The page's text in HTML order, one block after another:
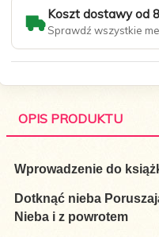
Koszt dostawy od
Sprawdź wszystkie
OPIS PRODUKTU
Wprowadzenie do
Dotknąć nieba
Nieba i z powrotem